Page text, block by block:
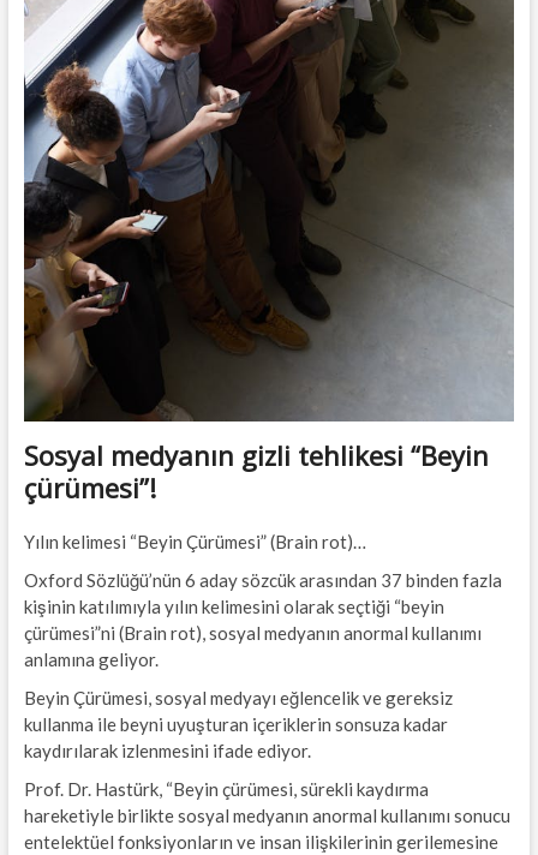
Sosyal medyanın gizli tehlikesi “Beyin
çürümesi”!
Yılın kelimesi “Beyin Çürümesi”(Brain rot)…
Oxford Sözlüğü’nün 6 aday sözcük arasından 37 binden fazla
kişinin katılımıyla yılın kelimesini olarak seçtiği “beyin
çürümesi”ni (Brain rot), sosyal medyanın anormal kullanımı
anlamına geliyor.
Beyin Çürümesi, sosyal medyayı eğlencelik ve gereksiz
kullanma ile beyni uyuşturan içeriklerin sonsuza kadar
kaydırılarak izlenmesini ifade ediyor.
Prof. Dr. Hastürk, “Beyin çürümesi, sürekli kaydırma
hareketiyle birlikte sosyal medyanın anormal kullanımı sonucu
entelektüel fonksiyonların ve insan ilişkilerinin gerilemesine